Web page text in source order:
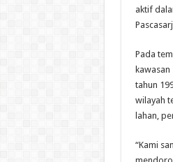
aktif
Pada
tahun
wilayah
lahan,
“Kami